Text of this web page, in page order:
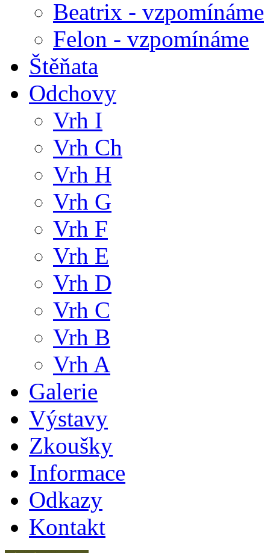
Beatrix - vzpomínáme
Felon - vzpomínáme
Štěňata
Odchovy
Vrh I
Vrh Ch
Vrh H
Vrh G
Vrh F
Vrh E
Vrh D
Vrh C
Vrh B
Vrh A
Galerie
Výstavy
Zkoušky
Informace
Odkazy
Kontakt